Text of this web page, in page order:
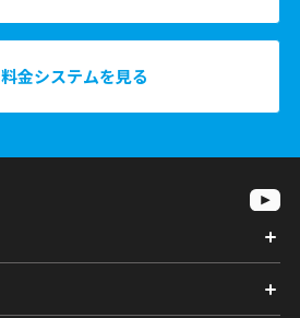
料金システムを見る